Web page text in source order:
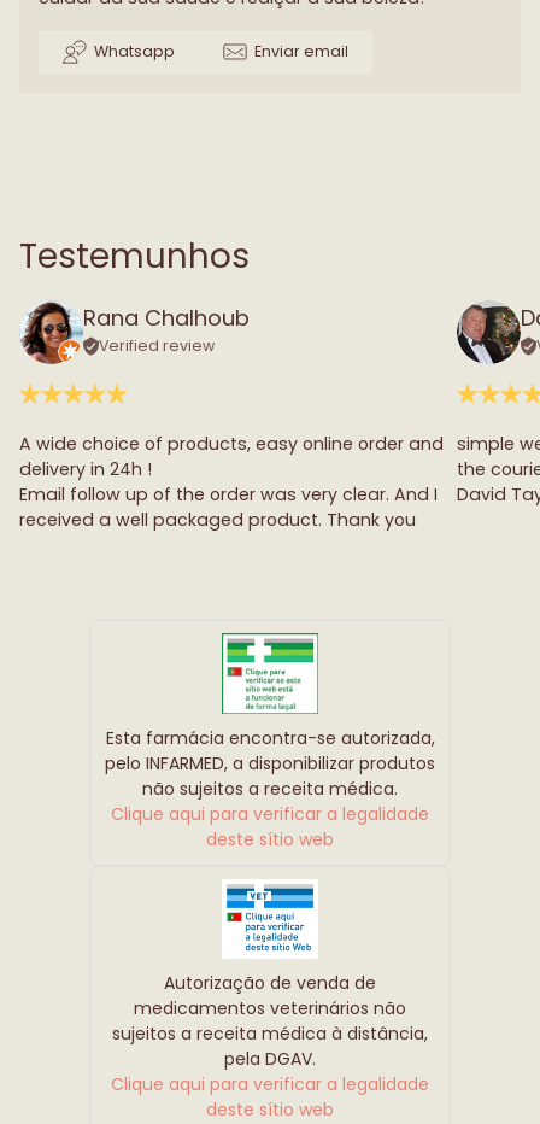
Whatsapp Enviar email
Testemunhos
Rana Chalhoub
Verified review
A wide choice of products, easy online order and
delivery in 24h !
Email follow up of the order was very clear. And I
received a well packaged product. Thank you
simple
the
David
Esta farmácia encontra-se autorizada,
pelo INFARMED, a disponibilizar produtos
não sujeitos a receita médica.
Clique aqui para verificar a legalidade
deste sítio web
Autorização de venda de
medicamentos veterinários não
sujeitos a receita médica à distância,
pela DGAV.
Clique aqui para verificar a legalidade
deste sítio web